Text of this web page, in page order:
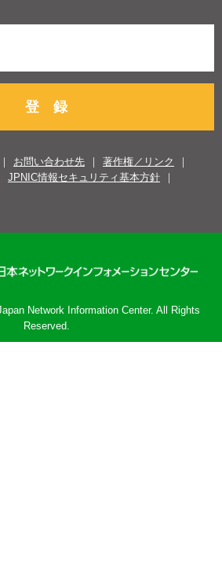
登 録
お問い合わせ先
著作権／リンク
JPNIC情報セキュリティ基本方針
Network Information Center. All Rights
Reserved.